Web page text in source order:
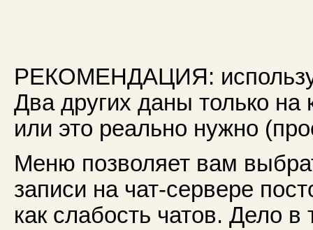
РЕКОМЕНДАЦИЯ:
Два других даны только на
или это реально нужно
Меню позволяет вам
записи на чат-сервере
как слабость чатов. Дело